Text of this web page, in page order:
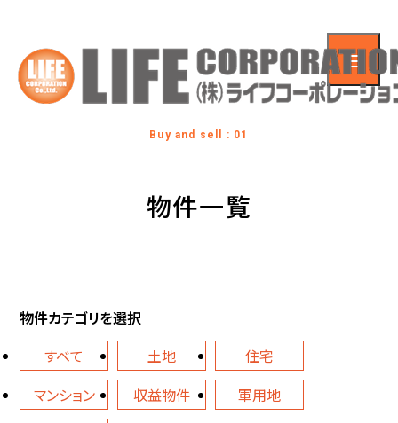
Buy and sell : 01
物件一覧
物件カテゴリを選択
すべて
土地
住宅
マンション
収益物件
軍用地